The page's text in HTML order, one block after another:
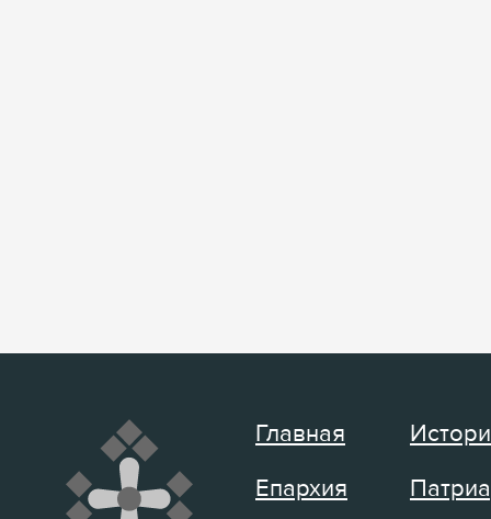
Главная
Епархия